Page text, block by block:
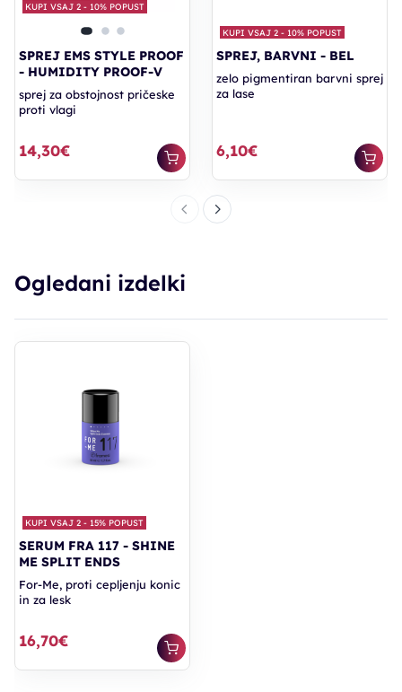
KUPI VSAJ 2 - 10% POPUST
SPREJ EMS STYLE PROOF
- HUMIDITY PROOF-V
sprej za obstojnost pričeske
proti vlagi
14,30€
KUPI VSAJ 2 - 10% POPUST
SPREJ, BARVNI - BEL
zelo pigmentiran barvni sprej
za lase
6,10€
Ogledani izdelki
KUPI VSAJ 2 - 15% POPUST
SERUM FRA 117 - SHINE
ME SPLIT ENDS
For-Me, proti cepljenju konic
in za lesk
16,70€